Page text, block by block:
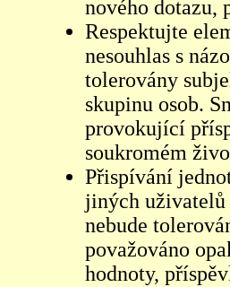
nového dotazu,
Respektujte
nesouhlas s
tolerovány
skupinu osob.
provokující
soukromém
Přispívání
jiných uživatelů
nebude
považováno
hodnoty,